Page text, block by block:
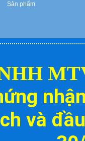
Sản phẩm
và